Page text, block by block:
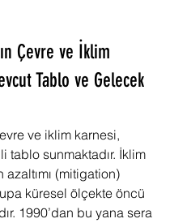
Çevre ve İklim
Tablo ve Gelecek
ve iklim karnesi,
tablo sunmaktadır. İklim
(mitigation)
küresel ölçekte öncü
1990’dan bu yana sera